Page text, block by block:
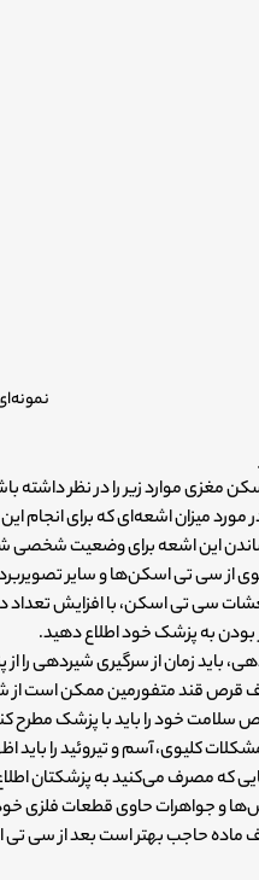
مغزی موارد زیر را در نظر داشته
مورد میزان اشعه‌ای که برای انجام
این اشعه برای وضعیت شخصی
از سی تی اسکن‌ها و سایر
سی تی اسکن، با افزایش
بودن به پزشک خود اطلاع دهید.
باید زمان از سر‌گیری شیردهی را
قند متفورمین ممکن است از
سلامت خود را باید با پزشک مطرح
کلیوی، آسم و تیروئید را باید
که مصرف می‌کنید به پزشکتان
و جواهرات حاوی قطعات فلزی
حاجب بهتر است بعد از سی تی